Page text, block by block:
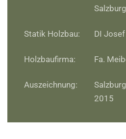
Salzburg
Statik Holzbau: DI
Holzbaufirma: Fa.
Auszeichnung:
2015